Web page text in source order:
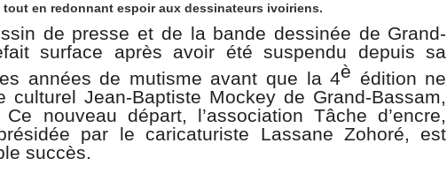
en redonnant espoir aux dessinateurs ivoiriens.
de presse et de la bande dessinée de Grand-
surface après avoir été suspendu depuis sa
années de mutisme avant que la 4è édition ne
Jean-Baptiste Mockey de Grand-Bassam,
nouveau départ, l’association Tâche d’encre,
par le caricaturiste Lassane Zohoré, est
succès.